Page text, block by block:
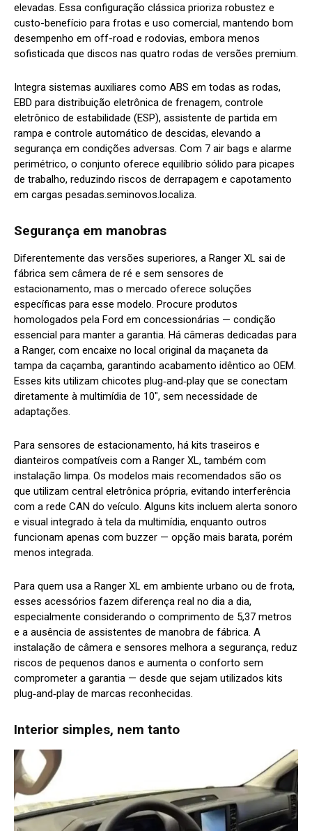
elevadas. Essa configuração clássica prioriza robustez e
custo-benefício para frotas e uso comercial, mantendo bom
desempenho em off-road e rodovias, embora menos
sofisticada que discos nas quatro rodas de versões premium.
Integra sistemas auxiliares como ABS em todas as rodas,
EBD para distribuição eletrônica de frenagem, controle
eletrônico de estabilidade (ESP), assistente de partida em
rampa e controle automático de descidas, elevando a
segurança em condições adversas. Com 7 air bags e alarme
perimétrico, o conjunto oferece equilíbrio sólido para picapes
de trabalho, reduzindo riscos de derrapagem e capotamento
em cargas pesadas.seminovos.localiza.
Segurança em manobras
Diferentemente das versões superiores, a Ranger XL sai de
fábrica sem câmera de ré e sem sensores de
estacionamento, mas o mercado oferece soluções
específicas para esse modelo. Procure produtos
homologados pela Ford em concessionárias — condição
essencial para manter a garantia. Há câmeras dedicadas para
a Ranger, com encaixe no local original da maçaneta da
tampa da caçamba, garantindo acabamento idêntico ao OEM.
Esses kits utilizam chicotes plug‑and‑play que se conectam
diretamente à multimídia de 10″, sem necessidade de
adaptações.
Para sensores de estacionamento, há kits traseiros e
dianteiros compatíveis com a Ranger XL, também com
instalação limpa. Os modelos mais recomendados são os
que utilizam central eletrônica própria, evitando interferência
com a rede CAN do veículo. Alguns kits incluem alerta sonoro
e visual integrado à tela da multimídia, enquanto outros
funcionam apenas com buzzer — opção mais barata, porém
menos integrada.
Para quem usa a Ranger XL em ambiente urbano ou de frota,
esses acessórios fazem diferença real no dia a dia,
especialmente considerando o comprimento de 5,37 metros
e a ausência de assistentes de manobra de fábrica. A
instalação de câmera e sensores melhora a segurança, reduz
riscos de pequenos danos e aumenta o conforto sem
comprometer a garantia — desde que sejam utilizados kits
plug‑and‑play de marcas reconhecidas.
Interior simples, nem tanto